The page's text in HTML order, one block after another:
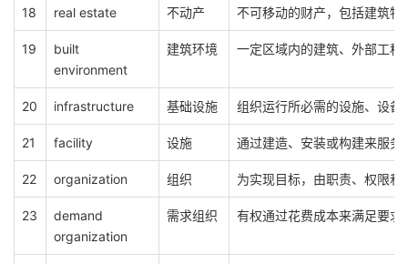
18 real estate 不动产 不可移动的财产，包括建筑
19
built
environment
建筑环境 一定区域内的建筑、外部工
20 infrastructure 基础设施 组织运行所必需的设施、设备
21 facility 设施 通过建造、安装或构建来服务
22 organization 组织 为实现目标，由职责、权限
23
demand
organization
需求组织 有权通过花费成本来满足要求